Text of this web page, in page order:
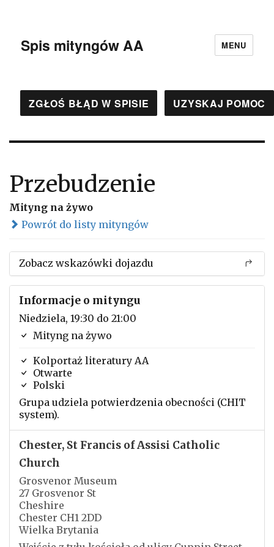
Spis mityngów AA MENU
ZGŁOŚ BŁĄD W SPISIE UZYSKAJ POMOC
Przebudzenie
Mityng na żywo
Powrót do listy mityngów
Zobacz wskazówki dojazdu
Informacje o mityngu
Niedziela, 19:30 do 21:00
Mityng na żywo
Kolportaż literatury AA
Otwarte
Polski
Grupa udziela potwierdzenia obecności (CHIT
system).
Chester, St Francis of Assisi Catholic
Church
Grosvenor Museum
27 Grosvenor St
Cheshire
Chester CH1 2DD
Wielka Brytania